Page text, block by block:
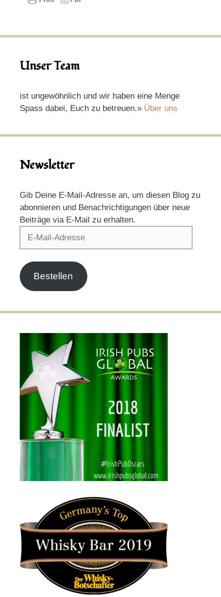
Unser Team
ist ungewöhnlich und wir haben eine Menge
Spass dabei, Euch zu betreuen.» Über uns
Newsletter
Gib Deine E-Mail-Adresse an, um diesen Blog zu
abonnieren und Benachrichtigungen über neue
Beiträge via E-Mail zu erhalten.
Bestellen